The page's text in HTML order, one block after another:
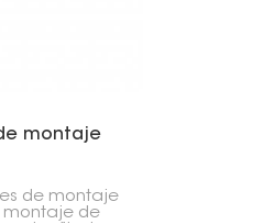
montaje
de montaje
montaje de